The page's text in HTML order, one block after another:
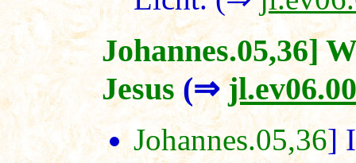
Johannes.05,36]
Jesus(⇒
Johannes.05,36]